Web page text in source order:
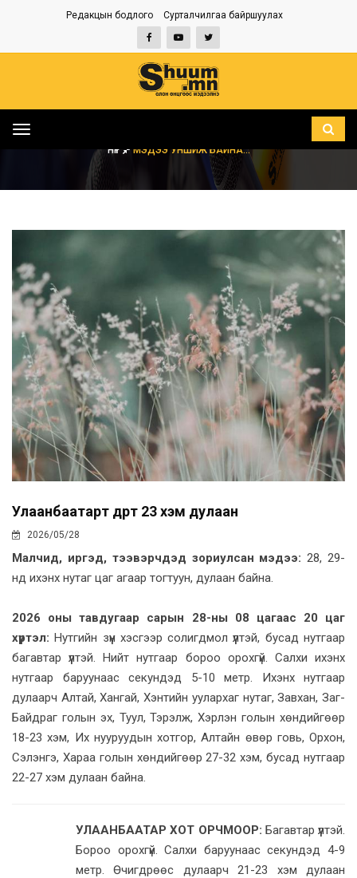
Редакцын бодлого Сурталчилгаа байршуулах
Toggle
НҮҮР МЭДЭЭ УНШИЖ БАЙНА...
Улаанбаатарт өдөртөө 23 хэм дулаан
2026/05/28
Малчид, иргэд, тээвэрчдэд зориулсан мэдээ: 28, 29-
нд ихэнх нутаг цаг агаар тогтуун, дулаан байна.
2026 оны тавдугаар сарын 28-ны 08 цагаас 20 цаг
хүртэл: Нутгийн зүүн хэсгээр солигдмол үүлтэй, бусад нутгаар
багавтар үүлтэй. Нийт нутгаар бороо орохгүй. Салхи ихэнх
нутгаар баруунаас секундэд 5-10 метр. Ихэнх нутгаар
дулаарч Алтай, Хангай, Хэнтийн уулархаг нутаг, Завхан, Заг-
Байдраг голын эх, Туул, Тэрэлж, Хэрлэн голын хөндийгөөр
18-23 хэм, Их нууруудын хотгор, Алтайн өвөр говь, Орхон,
Сэлэнгэ, Хараа голын хөндийгөөр 27-32 хэм, бусад нутгаар
22-27 хэм дулаан байна.
УЛААНБААТАР ХОТ ОРЧМООР: Багавтар үүлтэй.
Бороо орохгүй. Салхи баруунаас секундэд 4-9
метр. Өчигдрөөс дулаарч 21-23 хэм дулаан